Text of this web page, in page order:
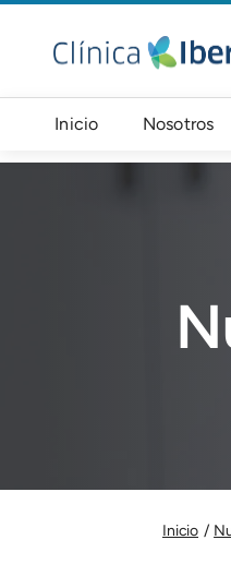
Pasar al contenido principal
Navegación principal
Inicio Nosotros
Inicio